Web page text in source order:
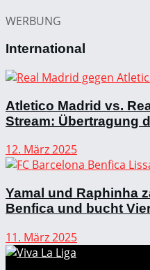
WERBUNG
International
Atletico Madrid vs.
Stream: Übertragung
12. März 2025
Yamal und Raphinha
Benfica und bucht
11. März 2025